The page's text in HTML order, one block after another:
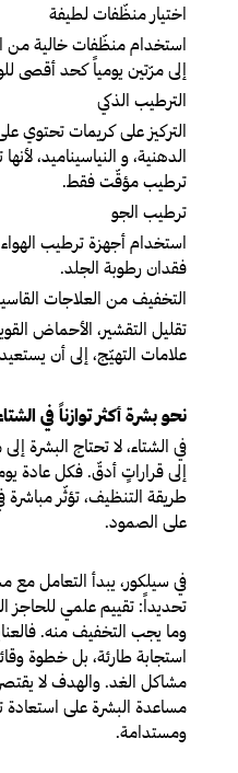
اختيار منظّفات لطيفة
استخدام منظّفات خالية من
إلى مرّتين يومياً كحد أقصى
الترطيب الذكي
التركيز على كريمات تحتوي
الدهنية، و النياسيناميد،
ترطيب مؤقّت فقط.
ترطيب الجو
استخدام أجهزة ترطيب
فقدان رطوبة الجلد.
التخفيف من العلاجات
تقليل التقشير، الأحماض
علامات التهيّج، إلى أن
نحو بشرة أكثر توازناً في
في الشتاء، لا تحتاج البشرة
إلى قراراتٍ أدقّ. فكل عادة
طريقة التنظيف، تؤثّر
على الصمود.
في سيلكور، يبدأ التعامل
تحديداً: تقييم علمي للحاجز
وما يجب التخفيف منه.
استجابة طارئة، بل خطوة
مشاكل الغد. والهدف لا
مساعدة البشرة على استعادة
ومستدامة.